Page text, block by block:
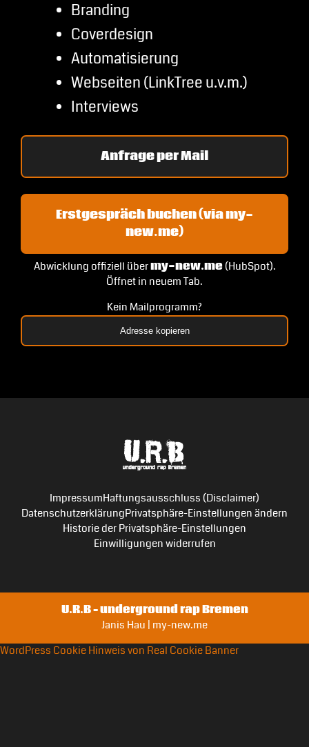
Branding
Coverdesign
Automatisierung
Webseiten (LinkTree u.v.m.)
Interviews
Anfrage per Mail
Erstgespräch buchen (via my-
new.me)
Abwicklung offiziell übermy-new.me(HubSpot).
Öffnet in neuem Tab.
Kein Mailprogramm?
Adresse kopieren
ImpressumHaftungsausschluss (Disclaimer)
DatenschutzerklärungPrivatsphäre-Einstellungen ändern
Historie der Privatsphäre-Einstellungen
Einwilligungen widerrufen
U.R.B – underground rap Bremen
Janis Hau | my-new.me
WordPress Cookie Hinweis von Real Cookie Banner